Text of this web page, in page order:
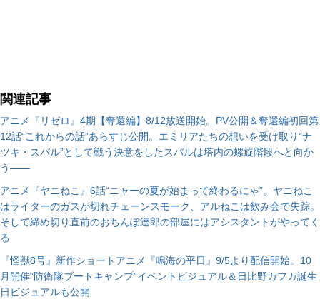
関連記事
アニメ『リゼロ』4期【奪還編】8/12放送開始。PV公開＆奪還編初回第
12話“これからの話”あらすじ公開。エミリアたちの想いを受け取り“ナ
ツキ・スバル”として戦う決意をしたスバルは塔内の螺旋階段へと向か
う――
アニメ『ヤニねこ』6話“ニャーの夏が始まって終わるにゃ”。ヤニねこ
はライターのガスが切れチェーンスモーク、アルねこは飲み会で失踪。
そして締め切り直前のおちんぽ達郎の部屋にはアシスタントがやってく
る
『怪獣8号』新作ショートアニメ『鳴海の平日』9/5より配信開始。10
月開催“防衛隊ブートキャンプ”イベントビジュアル＆日比野カフカ誕生
日ビジュアルも公開